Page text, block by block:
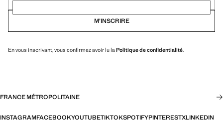
M’INSCRIRE
En vous inscrivant, vous confirmez avoir lu laPolitique de confidentialité.
FRANCE MÉTROPOLITAINE
INSTAGRAMFACEBOOKYOUTUBETIKTOKSPOTIFYPINTERESTXLINKEDIN